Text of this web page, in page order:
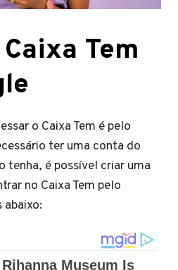
Tem
o Caixa Tem é pelo
ter uma conta do
tenha, é possível criar uma
no Caixa Tem pelo
abaixo: